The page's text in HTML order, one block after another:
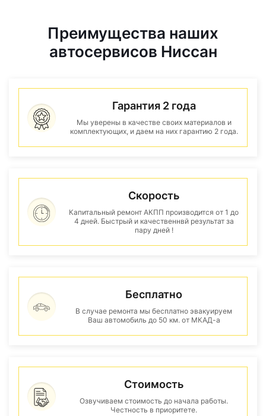
Преимущества наших
автосервисов Ниссан
Гарантия 2 года
Мы уверены в качестве своих материалов и
комплектующих, и даем на них гарантию 2 года.
Скорость
Капитальный ремонт АКПП производится от 1 до
4 дней. Быстрый и качественнвй результат за
пару дней !
Бесплатно
В случае ремонта мы бесплатно эвакуируем
Ваш автомобиль до 50 км. от МКАД-а
Стоимость
Озвучиваем стоимость до начала работы.
Честность в приоритете.